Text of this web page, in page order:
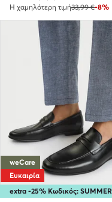
Η χαμηλότερη τιμή33,99 €-8%
extra -25% Κωδικός: SUMMER
weCare
Ευκαιρία